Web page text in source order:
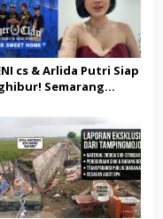
cs & Arlida Putri Siap
Semarang
“Back On Track” 2026–